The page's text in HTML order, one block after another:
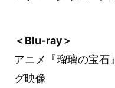
＜Blu-ray＞
アニメ『瑠璃の宝石
グ映像